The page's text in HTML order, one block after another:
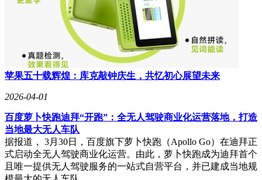
苹果五十载辉煌：库克敲钟庆生，共忆初心展望未来
2026-04-01
百度萝卜快跑迪拜“开跑”：全无人驾驶商业化运营落地，打造
当地最大无人车队
据报道， 3月30日，百度旗下萝卜快跑（Apollo Go）在迪拜正
式启动全无人驾驶商业化运营。由此，萝卜快跑成为迪拜首个
且唯一提供无人驾驶服务的一站式自营平台，并已建成当地规